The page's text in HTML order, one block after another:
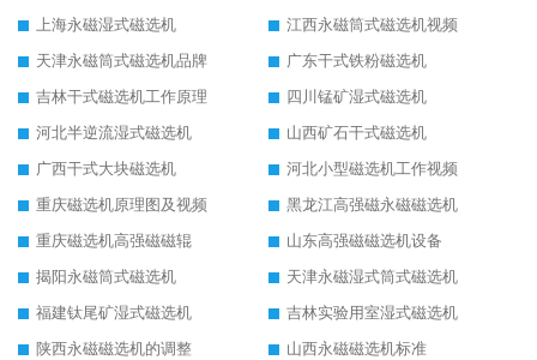
上海永磁湿式磁选机
江西永磁筒式磁选机视频
天津永磁筒式磁选机品牌
广东干式铁粉磁选机
吉林干式磁选机工作原理
四川锰矿湿式磁选机
河北半逆流湿式磁选机
山西矿石干式磁选机
广西干式大块磁选机
河北小型磁选机工作视频
重庆磁选机原理图及视频
黑龙江高强磁永磁磁选机
重庆磁选机高强磁磁辊
山东高强磁磁选机设备
揭阳永磁筒式磁选机
天津永磁湿式筒式磁选机
福建钛尾矿湿式磁选机
吉林实验用室湿式磁选机
陕西永磁磁选机的调整
山西永磁磁选机标准